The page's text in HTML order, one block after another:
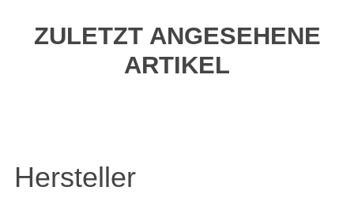
ZULETZT ANGESEHENE
ARTIKEL
Hersteller